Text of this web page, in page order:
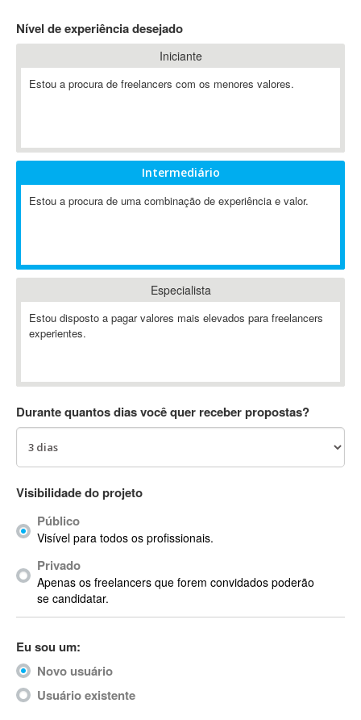
802.11
A-GPS
ABAP
Abaqus
ABBYY FineReader
Ableton
Ableton Push
Abstract
AC3
ACID Pro
ACPI
Acrobat
Acrobat X
Acronis
ACT
Actimize
ActionScript
ActionScript 3
Nível de experiência desejado
Iniciante
Estou a procura de freelancers com os menores valores.
Intermediário
Estou a procura de uma combinação de experiência e valor.
Especialista
Estou disposto a pagar valores mais elevados para freelancers
experientes.
Durante quantos dias você quer receber propostas?
Visibilidade do projeto
Público
Visível para todos os profissionais.
Privado
Apenas os freelancers que forem convidados poderão
se candidatar.
Eu sou um:
Novo usuário
Usuário existente